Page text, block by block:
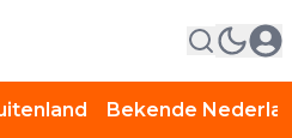
Bekende